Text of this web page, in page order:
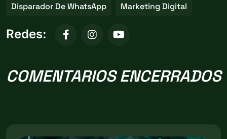
Disparador De WhatsApp
Marketing Digital
Redes:
COMENTARIOS ENCERRADOS